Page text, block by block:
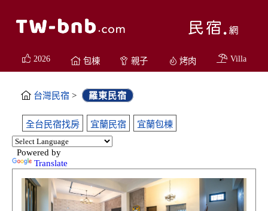
2026 包棟 親子 烤肉 Villa
台灣民宿 > 羅東民宿
全台民宿找房 宜蘭民宿 宜蘭包棟
Powered by
Translate